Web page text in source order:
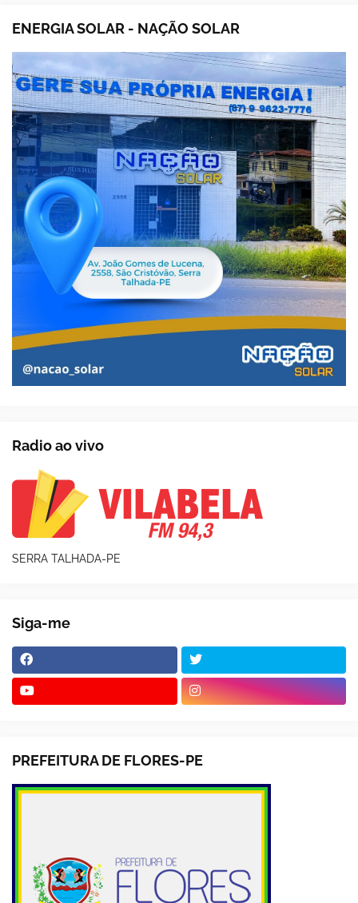
ENERGIA SOLAR - NAÇÃO SOLAR
Radio ao vivo
SERRA TALHADA-PE
Siga-me
PREFEITURA DE FLORES-PE